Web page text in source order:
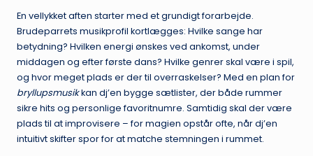
En vellykket aften starter med et grundigt forarbejde.
Brudeparrets musikprofil kortlægges: Hvilke sange har
betydning? Hvilken energi ønskes ved ankomst, under
middagen og efter første dans? Hvilke genrer skal være i spil,
og hvor meget plads er der til overraskelser? Med en plan for
bryllupsmusikkan dj’en bygge sætlister, der både rummer
sikre hits og personlige favoritnumre. Samtidig skal der være
plads til at improvisere – for magien opstår ofte, når dj’en
intuitivt skifter spor for at matche stemningen i rummet.